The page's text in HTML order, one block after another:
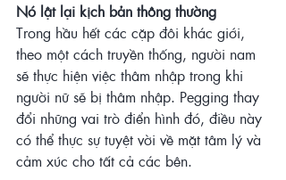
Nó lật lại kịch bản thông thường
Trong hầu hết các cặp đôi khác giới,
theo một cách truyền thống, người nam
sẽ thực hiện việc thâm nhập trong khi
người nữ sẽ bị thâm nhập. Pegging thay
đổi những vai trò điển hình đó, điều này
có thể thực sự tuyệt vời về mặt tâm lý và
cảm xúc cho tất cả các bên.